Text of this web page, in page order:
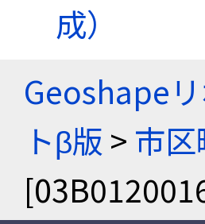
成）
Geoshape
トβ版 > 市